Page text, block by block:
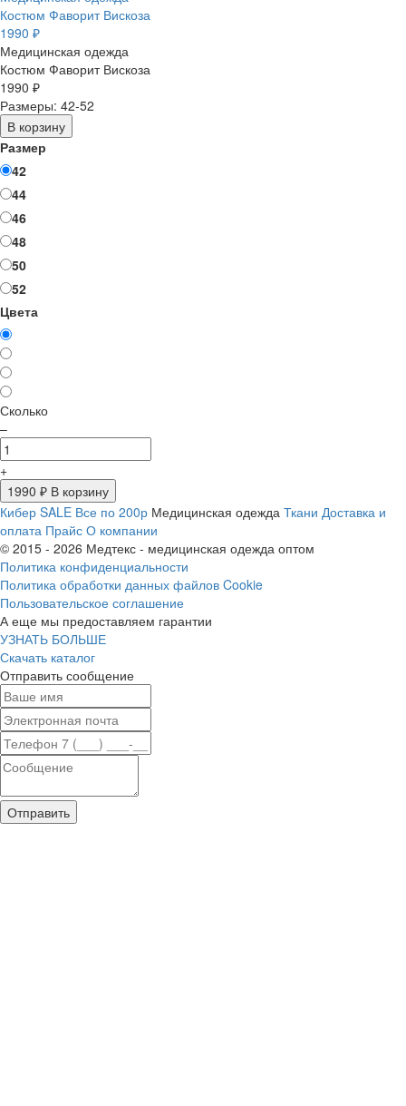
Костюм Фаворит Вискоза
1990 ₽
Медицинская одежда
Костюм Фаворит Вискоза
1990 ₽
Размеры: 42-52
В корзину
Размер
42
44
46
48
50
52
Цвета
Сколько
–
+
1990 ₽ В корзину
Кибер SALE Все по 200р Медицинская одежда Ткани Доставка и
оплата Прайс О компании
© 2015 - 2026 Медтекс - медицинская одежда оптом
Политика конфиденциальности
Политика обработки данных файлов Cookie
Пользовательское соглашение
А еще мы предоставляем гарантии
УЗНАТЬ БОЛЬШЕ
Скачать каталог
Отправить сообщение